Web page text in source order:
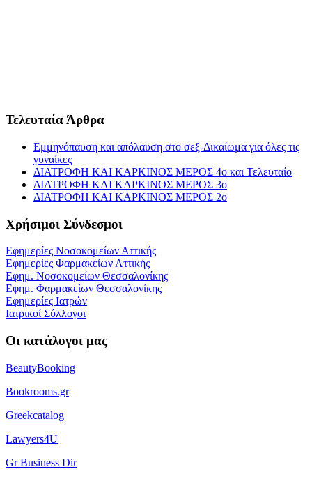
Τελευταία Άρθρα
Εμμηνόπαυση και απόλαυση στο σεξ-Δικαίωμα για όλες τις
γυναίκες
ΔΙΑΤΡΟΦΗ ΚΑΙ ΚΑΡΚΙΝΟΣ ΜΕΡΟΣ 4ο και Τελευταίο
ΔΙΑΤΡΟΦΗ ΚΑΙ ΚΑΡΚΙΝΟΣ ΜΕΡΟΣ 3ο
ΔΙΑΤΡΟΦΗ ΚΑΙ ΚΑΡΚΙΝΟΣ ΜΕΡΟΣ 2ο
Χρήσιμοι Σύνδεσμοι
Εφημερίες Νοσοκομείων Αττικής
Εφημερίες Φαρμακείων Αττικής
Εφημ. Νοσοκομείων Θεσσαλονίκης
Εφημ. Φαρμακείων Θεσσαλονίκης
Εφημερίες Ιατρών
Ιατρικοί Σύλλογοι
Οι κατάλογοι μας
BeautyBooking
Bookrooms.gr
Greekcatalog
Lawyers4U
Gr Business Dir